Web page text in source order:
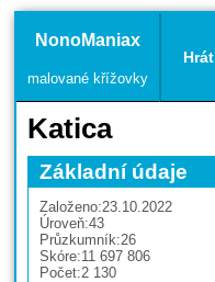
NonoManiax
malované křížovky
Hrát
Katica
Základní údaje
Založeno:23.10.2022
Úroveň:43
Průzkumník:26
Skóre:11 697 806
Počet:2 130